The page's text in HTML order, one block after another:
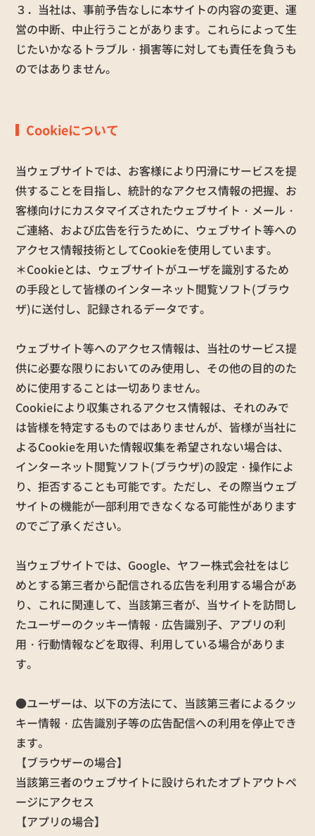
３．当社は、事前予告なしに本サイトの内容の変更、運
営の中断、中止行うことがあります。これらによって生
じたいかなるトラブル・損害等に対しても責任を負うも
のではありません。
Cookieについて
当ウェブサイトでは、お客様により円滑にサービスを提
供することを目指し、統計的なアクセス情報の把握、お
客様向けにカスタマイズされたウェブサイト・メール・
ご連絡、および広告を行うために、ウェブサイト等への
アクセス情報技術としてCookieを使用しています。
＊Cookieとは、ウェブサイトがユーザを識別するため
の手段として皆様のインターネット閲覧ソフト(ブラウ
ザ)に送付し、記録されるデータです。
ウェブサイト等へのアクセス情報は、当社のサービス提
供に必要な限りにおいてのみ使用し、その他の目的のた
めに使用することは一切ありません。
Cookieにより収集されるアクセス情報は、それのみで
は皆様を特定するものではありませんが、皆様が当社に
よるCookieを用いた情報収集を希望されない場合は、
インターネット閲覧ソフト(ブラウザ)の設定・操作によ
り、拒否することも可能です。ただし、その際当ウェブ
サイトの機能が一部利用できなくなる可能性があります
のでご了承ください。
当ウェブサイトでは、Google、ヤフー株式会社をはじ
めとする第三者から配信される広告を利用する場合があ
り、これに関連して、当該第三者が、当サイトを訪問し
たユーザーのクッキー情報・広告識別子、アプリの利
用・行動情報などを取得、利用している場合がありま
す。
●ユーザーは、以下の方法にて、当該第三者によるクッ
キー情報・広告識別子等の広告配信への利用を停止でき
ます。
【ブラウザーの場合】
当該第三者のウェブサイトに設けられたオプトアウトペ
ージにアクセス
【アプリの場合】